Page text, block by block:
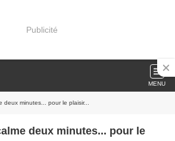
Publicité
MENU
deux minutes... pour le plaisir...
deux minutes... pour le